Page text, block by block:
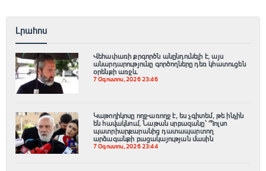
Լրահոս
Վեհափառի քրգործն անընդունելի է, այս
անարդարությունը գործողները դեռ կհատուցեն
օրենքի առջև
7 Օգոստոս, 2026 23:46
Կաթողիկոսը ողջ-առողջ է, ես չգիտեմ, թե ինչին
են հավակնում, Նաթան սրբազանը՝ Պոլսո
պատրիարքարանից դատապարտող
արձագանքի բացակայության մասին
7 Օգոստոս, 2026 23:44